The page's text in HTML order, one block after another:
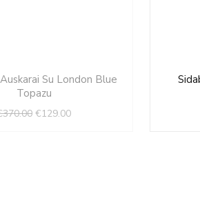
Su London Blue
Topazu
370.00
price
€370.00.
€129.00
price
€129.00.